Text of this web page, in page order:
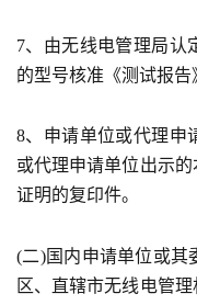
7、由无线电管理局认
的型号核准《测试报告
8、申请单位或代理申
或代理申请单位出示
证明的复印件。
(二)国内申请单位或其
区、直辖市无线电管